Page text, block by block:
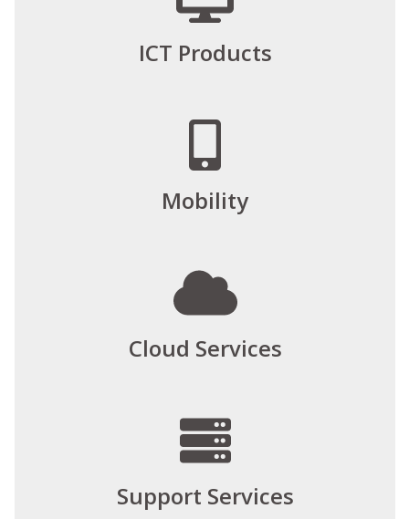
ICT Products
Mobility
Cloud Services
Support Services